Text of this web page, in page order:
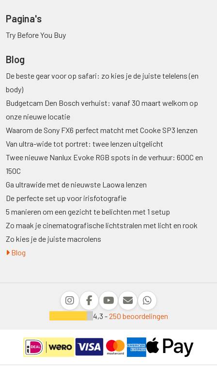
Pagina's
Try Before You Buy
Blog
De beste gear voor op safari: zo kies je de juiste telelens (en
body)
Budgetcam Den Bosch verhuist: vanaf 30 maart welkom op
onze nieuwe locatie
Waarom de Sony FX6 perfect matcht met Cooke SP3 lenzen
Van ultra-wide tot portret: twee lenzen uitgelicht
Twee nieuwe Nanlux Evoke RGB spots in de verhuur: 600C en
150C
Ga ultrawide met de nieuwste Laowa lenzen
De perfecte set up voor irisfotografie
5 manieren om een gezicht te belichten met 1 setup
Zo maak je cinematografische lichtstralen met licht en rook
Zo kies je de juiste macrolens
Blog
4,3 -250 beoordelingen